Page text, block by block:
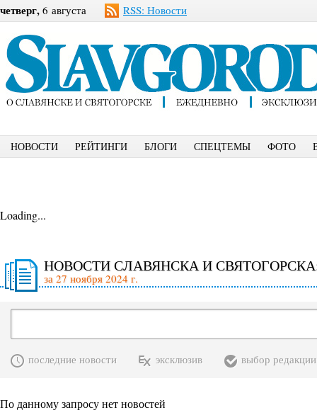
четверг, 6 августа RSS: Новости
НОВОСТИ РЕЙТИНГИ БЛОГИ СПЕЦТЕМЫ ФОТО
Loading...
НОВОСТИ СЛАВЯНСКА И
за 27 ноября 2024 г.
последние новости эксклюзив выбор редакции
По данному запросу нет новостей